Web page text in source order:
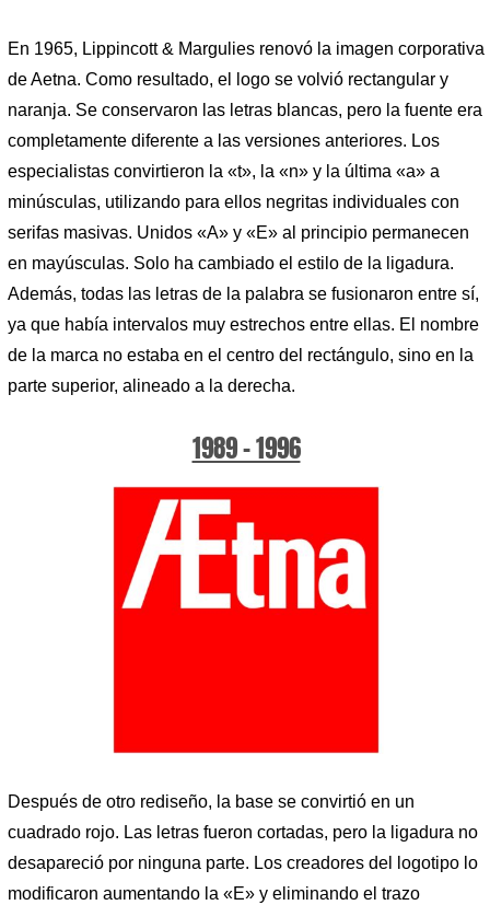
En 1965, Lippincott & Margulies renovó la imagen corporativa
de Aetna. Como resultado, el logo se volvió rectangular y
naranja. Se conservaron las letras blancas, pero la fuente era
completamente diferente a las versiones anteriores. Los
especialistas convirtieron la «t», la «n» y la última «a» a
minúsculas, utilizando para ellos negritas individuales con
serifas masivas. Unidos «A» y «E» al principio permanecen
en mayúsculas. Solo ha cambiado el estilo de la ligadura.
Además, todas las letras de la palabra se fusionaron entre sí,
ya que había intervalos muy estrechos entre ellas. El nombre
de la marca no estaba en el centro del rectángulo, sino en la
parte superior, alineado a la derecha.
1989 – 1996
Después de otro rediseño, la base se convirtió en un
cuadrado rojo. Las letras fueron cortadas, pero la ligadura no
desapareció por ninguna parte. Los creadores del logotipo lo
modificaron aumentando la «E» y eliminando el trazo